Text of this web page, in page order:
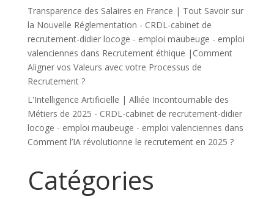
Transparence des Salaires en France | Tout Savoir sur
la Nouvelle Réglementation - CRDL-cabinet de
recrutement-didier locoge - emploi maubeuge - emploi
valenciennes dans Recrutement éthique |Comment
Aligner vos Valeurs avec votre Processus de
Recrutement ?
L'Intelligence Artificielle | Alliée Incontournable des
Métiers de 2025 - CRDL-cabinet de recrutement-didier
locoge - emploi maubeuge - emploi valenciennes dans
Comment l’IA révolutionne le recrutement en 2025 ?
Catégories